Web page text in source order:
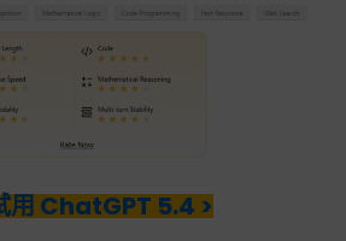
用 ChatGPT 5.4 >